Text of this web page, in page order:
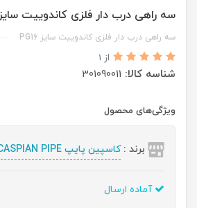
سه راهی درب دار فلزی کاندوییت سایز PG16
سه راهی درب دار فلزی کاندوییت سایز PG16
از 1
شناسه کالا: 301090011
ویژگی‌های محصول
برند :کاسپین پایپ CASPIAN PIPE
آماده ارسال